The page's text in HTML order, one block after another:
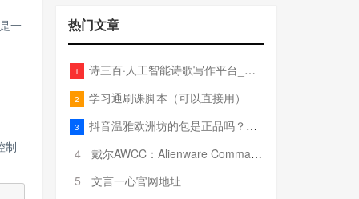
一
制
热门文章
1 诗三百·人工智能诗歌写作平台_在线作诗机_藏头诗生成器_电脑对联_姓名作诗
2 学习通刷课脚本（可以直接用）
3
抖音温雅欧洲坊的包是正品吗？温雅卖的包为啥那么便宜？
4
戴尔AWCC：Alienware Command Center 故障排除方法，里面附有超全详解呦，快来快来，欢迎观看~
5
文言一心官网地址